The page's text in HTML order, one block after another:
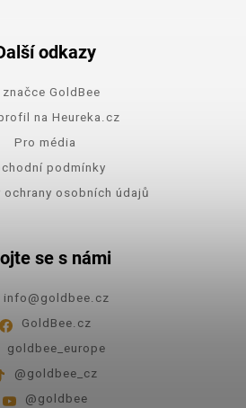
odkazy
značce GoldBee
na Heureka.cz
Pro média
podmínky
ochrany osobních údajů
se s námi
info@goldbee.cz
GoldBee.cz
goldbee_europe
@goldbee_cz
@goldbee